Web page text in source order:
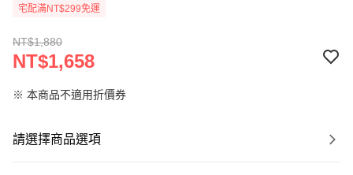
宅配滿NT$299免運
NT$1,880
NT$1,658
※ 本商品不適用折價券
請選擇商品選項